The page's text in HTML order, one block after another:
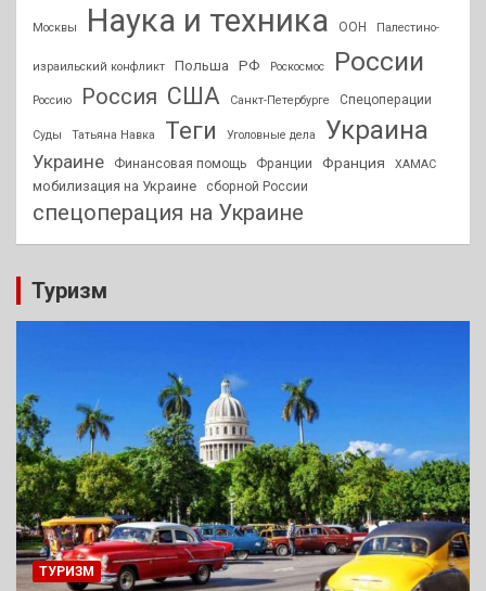
Москвы Наука и техника ООН Палестино-
израильский конфликт Польша РФ Роскосмос России
Россию Россия США Санкт-Петербурге Спецоперации
Суды Татьяна Навка Теги Уголовные дела Украина
Украине Финансовая помощь Франции Франция ХАМАС
мобилизация на Украине сборной России
спецоперация на Украине
Туризм
ТУРИЗМ